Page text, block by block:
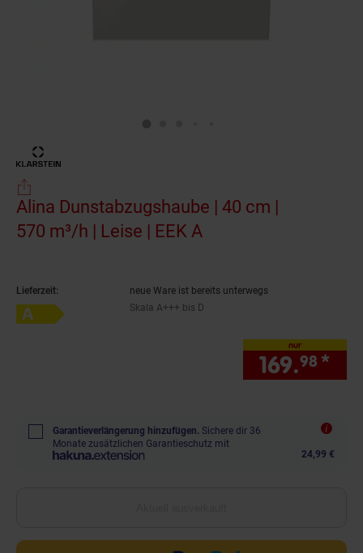
Alina Dunstabzugshaube | 40 cm |
570 m³/h | Leise | EEK A
Lieferzeit:
neue Ware ist bereits unterwegs
Energieeffizienzklasse A auf Skala A+++ bis D
Skala A+++ bis D
nur
169.98 *
Garantieverlängerung hinzufügen. Sichere dir 36
Monate zusätzlichen Garantieschutz mit
24,99 €